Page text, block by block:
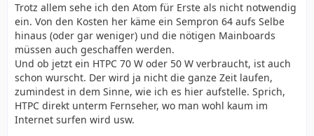
Trotz allem sehe ich den Atom für Erste als nicht notwendig
ein. Von den Kosten her käme ein Sempron 64 aufs Selbe
hinaus (oder gar weniger) und die nötigen Mainboards
müssen auch geschaffen werden.
Und ob jetzt ein HTPC 70 W oder 50 W verbraucht, ist auch
schon wurscht. Der wird ja nicht die ganze Zeit laufen,
zumindest in dem Sinne, wie ich es hier aufstelle. Sprich,
HTPC direkt unterm Fernseher, wo man wohl kaum im
Internet surfen wird usw.